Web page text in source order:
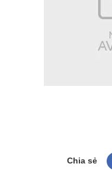
Chia sẻ